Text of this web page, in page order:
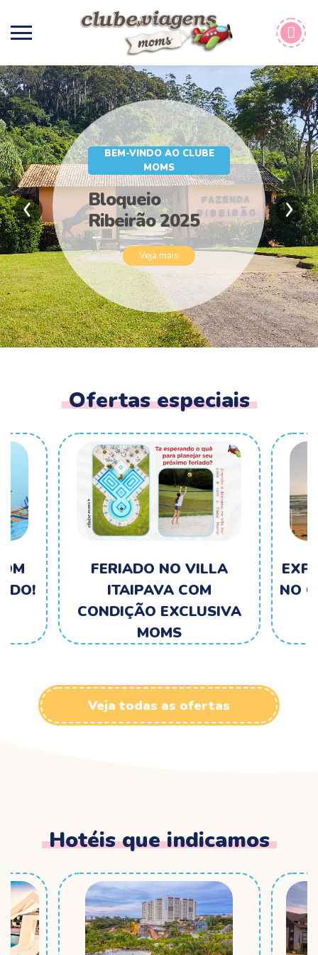
BEM-VINDO AO CLUBE
MOMS
Bloqueio
Ribeirão 2025
Veja mais
Ofertas especiais
FERIADO NO VILLA
ITAIPAVA COM
CONDIÇÃO EXCLUSIVA
MOMS
NO
Veja todas as ofertas
Hotéis que indicamos